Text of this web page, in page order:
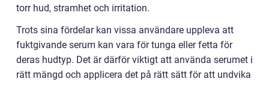
torr hud, stramhet och irritation.
Trots sina fördelar kan vissa användare uppleva att
fuktgivande serum kan vara för tunga eller fetta för
deras hudtyp. Det är därför viktigt att använda serumet i
rätt mängd och applicera det på rätt sätt för att undvika